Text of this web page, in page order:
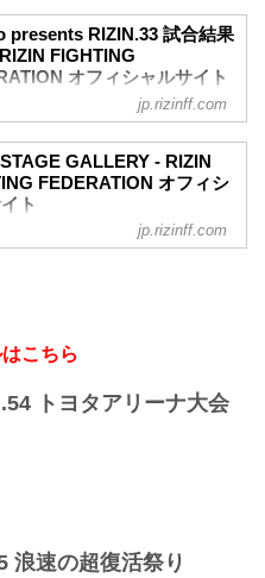
正4
ホベルト・サトシ・ソウザ vs.
・サトシ・ソウザ4
4
斎藤裕 vs. 朝倉未来
4
那須川天心 vs. 五味隆典
ウ3
...
presents RIZIN.33 試合結果
FIGHTING
オフィシャルサイト
／RIZIN JAPAN GP2021 バンタ
| 朝倉海 vs. 扇久保博正 2 / Kai
vs. Hiromasa Ougikubo 2 -
朝倉海 vs. 扇久保博正（WIN）
果詳細
トシ...
jp.rizinff.com
GALLERY - RIZIN
FEDERATION オフィシ
ト
GALLERY の記事一覧 - 格
ァイティング フェデレーショ
。
jp.rizinff.com
こちら
トヨタアリーナ大会
浪速の超復活祭り